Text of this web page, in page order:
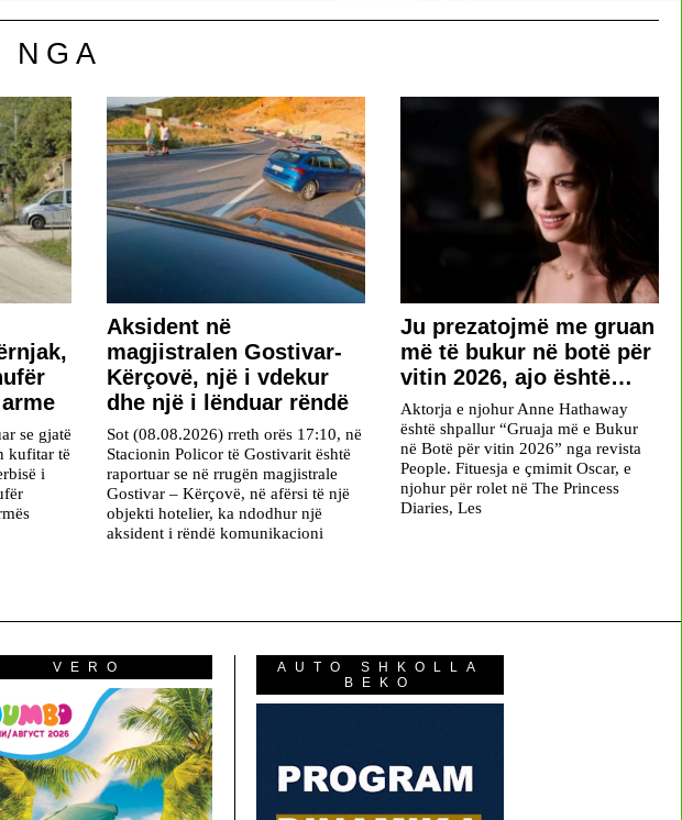
se gjatë
kufitar të
i
Aksident në
magjistralen Gostivar-
Kërçovë, një i vdekur
dhe një i lënduar rëndë
Sot (08.08.2026) rreth orës 17:10, në
Stacionin Policor të Gostivarit është
raportuar se në rrugën magjistrale
Gostivar – Kërçovë, në afërsi të një
objekti hotelier, ka ndodhur një
aksident i rëndë komunikacioni
Ju prezatojmë me gruan
më të bukur në botë për
vitin 2026, ajo është…
Aktorja e njohur Anne Hathaway
është shpallur “Gruaja më e Bukur
në Botë për vitin 2026” nga revista
People. Fituesja e çmimit Oscar, e
njohur për rolet në The Princess
Diaries, Les
VERO
AUTO SHKOLLA
BEKO